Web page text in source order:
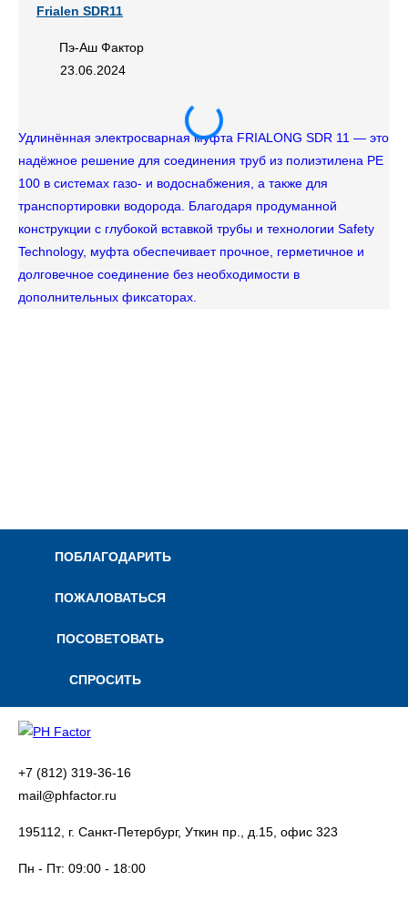
Frialen SDR11
Пэ-Аш Фактор
23.06.2024
Удлинённая электросварная муфта FRIALONG SDR 11 — это
надёжное решение для соединения труб из полиэтилена PE
100 в системах газо- и водоснабжения, а также для
транспортировки водорода. Благодаря продуманной
конструкции с глубокой вставкой трубы и технологии Safety
Technology, муфта обеспечивает прочное, герметичное и
долговечное соединение без необходимости в
дополнительных фиксаторах.
ПОБЛАГОДАРИТЬ
ПОЖАЛОВАТЬСЯ
ПОСОВЕТОВАТЬ
СПРОСИТЬ
+7 (812) 319-36-16
mail@phfactor.ru
195112, г. Санкт-Петербург, Уткин пр., д.15, офис 323
Пн - Пт: 09:00 - 18:00